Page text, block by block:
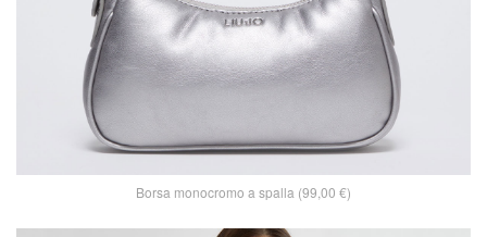
Borsa monocromo a spalla (99,00 €)